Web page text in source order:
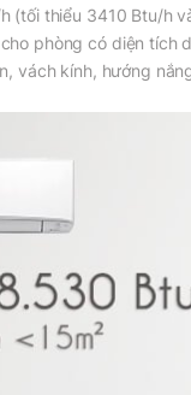
(tối thiểu 3410 Btu/h
phòng có diện tích
vách kính, hướng